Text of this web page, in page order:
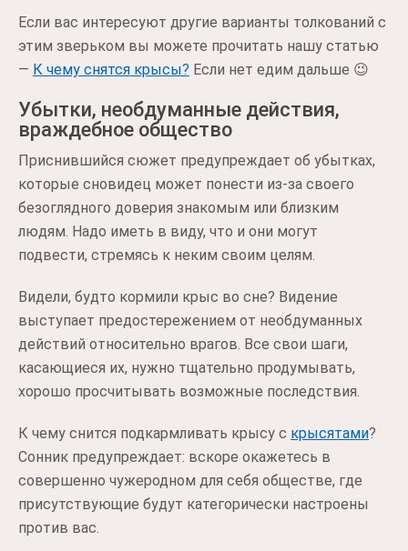
Если вас интересуют другие варианты толкований с
этим зверьком вы можете прочитать нашу статью
— К чему снятся крысы? Если нет едим дальше 😉
Убытки, необдуманные действия,
враждебное общество
Приснившийся сюжет предупреждает об убытках,
которые сновидец может понести из-за своего
безоглядного доверия знакомым или близким
людям. Надо иметь в виду, что и они могут
подвести, стремясь к неким своим целям.
Видели, будто кормили крыс во сне? Видение
выступает предостережением от необдуманных
действий относительно врагов. Все свои шаги,
касающиеся их, нужно тщательно продумывать,
хорошо просчитывать возможные последствия.
К чему снится подкармливать крысу с крысятами?
Сонник предупреждает: вскоре окажетесь в
совершенно чужеродном для себя обществе, где
присутствующие будут категорически настроены
против вас.